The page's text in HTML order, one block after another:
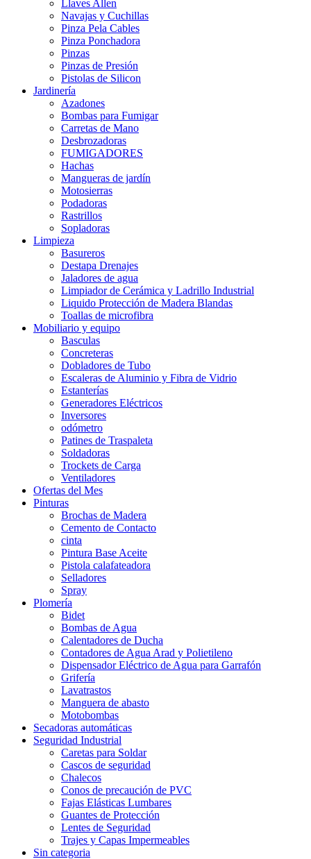
Llaves Allen
Navajas y Cuchillas
Pinza Pela Cables
Pinza Ponchadora
Pinzas
Pinzas de Presión
Pistolas de Silicon
Jardinería
Azadones
Bombas para Fumigar
Carretas de Mano
Desbrozadoras
FUMIGADORES
Hachas
Mangueras de jardín
Motosierras
Podadoras
Rastrillos
Sopladoras
Limpieza
Basureros
Destapa Drenajes
Jaladores de agua
Limpiador de Cerámica y Ladrillo Industrial
Liquido Protección de Madera Blandas
Toallas de microfibra
Mobiliario y equipo
Basculas
Concreteras
Dobladores de Tubo
Escaleras de Aluminio y Fibra de Vidrio
Estanterías
Generadores Eléctricos
Inversores
odómetro
Patines de Traspaleta
Soldadoras
Trockets de Carga
Ventiladores
Ofertas del Mes
Pinturas
Brochas de Madera
Cemento de Contacto
cinta
Pintura Base Aceite
Pistola calafateadora
Selladores
Spray
Plomería
Bidet
Bombas de Agua
Calentadores de Ducha
Contadores de Agua Arad y Polietileno
Dispensador Eléctrico de Agua para Garrafón
Grifería
Lavatrastos
Manguera de abasto
Motobombas
Secadoras automáticas
Seguridad Industrial
Caretas para Soldar
Cascos de seguridad
Chalecos
Conos de precaución de PVC
Fajas Elásticas Lumbares
Guantes de Protección
Lentes de Seguridad
Trajes y Capas Impermeables
Sin categoria